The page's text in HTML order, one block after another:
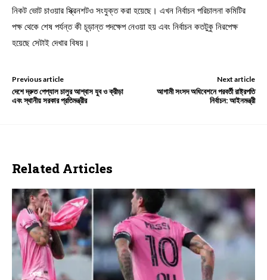
নিকট ভোট চাওয়ার স্ক্রিনশটও সংযুক্ত করা হয়েছে। এখন নির্বাচন পরিচালনা কমিটির
পক্ষ থেকে শেষ পর্যন্ত কী চূড়ান্ত পদক্ষেপ নেওয়া হয় এবং নির্বাচন কতটুকু নিরপেক্ষ
হয়েছে সেটাই দেখার বিষয়।
Previous article
দেশে দ্রুত পেপ্যাল চালুর আশ্বাস যুব ও ক্রীড়া
এবং স্থানীয় সরকার প্রতিমন্ত্রীর
Next article
আগামী সংসদ অধিবেশনে পরবর্তী রাষ্ট্রপতি
নির্বাচন: আইনমন্ত্রী
Related Articles
খেলা